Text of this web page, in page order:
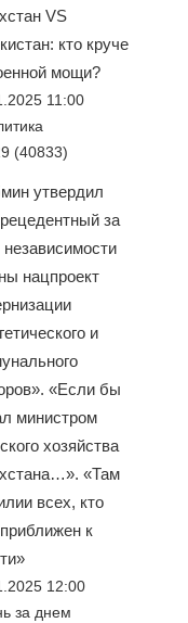
VS
кто круче
мощи?
11:00
(40833)
утвердил
за
независимости
нацпроект
и
«Если бы
министром
хозяйства
«Там
всех, кто
к
12:00
за днем